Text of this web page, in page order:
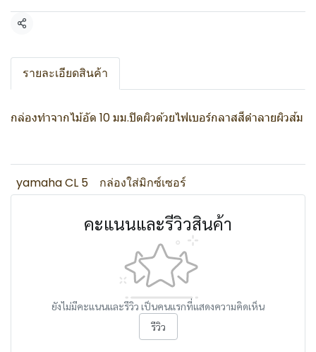
แชร์
รายละเอียดสินค้า
กล่องทำจากไม้อัด 10 มม.ปิดผิวด้วยไฟเบอร์กลาสสีดำลายผิวส้ม
yamaha CL 5 กล่องใส่มิกซ์เซอร์
คะแนนและรีวิวสินค้า
ยังไม่มีคะแนนและรีวิว เป็นคนแรกที่แสดงความคิดเห็น
รีวิว